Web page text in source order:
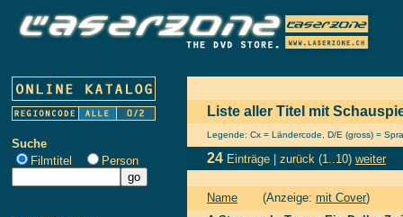
Suche
Filmtitel
Person
Liste aller Titel mit
Legende: Cx = Ländercode, D/E (gross) =
24 Einträge | zurück (1..10) weiter
Name (Anzeige: mit Cover)